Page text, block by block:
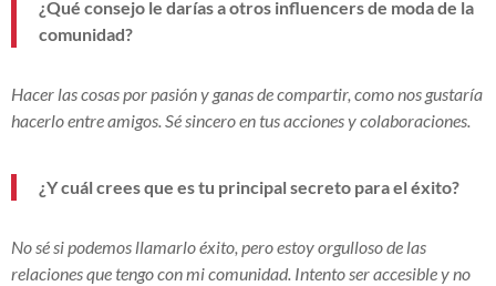
¿Qué consejo le darías a otros influencers de moda de la
comunidad?
Hacer las cosas por pasión y ganas de compartir, como nos gustaría
hacerlo entre amigos. Sé sincero en tus acciones y colaboraciones.
¿Y cuál crees que es tu principal secreto para el éxito?
No sé si podemos llamarlo éxito, pero estoy orgulloso de las
relaciones que tengo con mi comunidad. Intento ser accesible y no